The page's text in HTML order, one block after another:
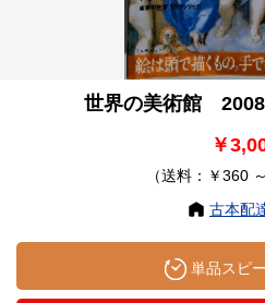
世界の美術館
￥
（送料：￥360
古本配
単品スピ